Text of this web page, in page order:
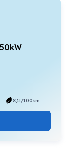
8,1l/100km